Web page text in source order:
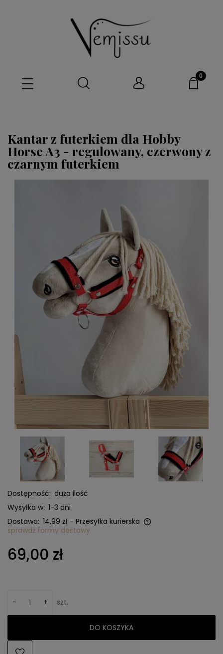
Kantar z futerkiem dla Hobby
Horse A3 - regulowany, czerwony z
czarnym futerkiem
Dostępność: duża ilość
Wysyłka w: 1-3 dni
Dostawa: 14,99 zł - Przesyłka kurierska
Cena nie zawiera ewentualnych kosztów płatności
sprawdź formy dostawy
69,00 zł
- + szt.
DO KOSZYKA